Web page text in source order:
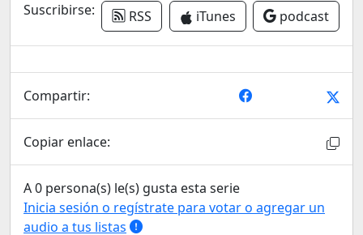
Suscribirse: RSS iTunes podcast
Compartir:
Copiar enlace:
A 0 persona(s) le(s) gusta esta serie
Inicia sesión o regístrate para votar o agregar un
audio a tus listas